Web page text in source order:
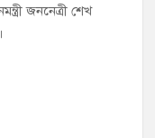
জননেত্রী শেখ